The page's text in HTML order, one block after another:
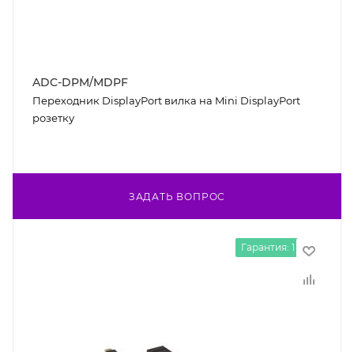
ADC-DPM/MDPF
Переходник DisplayPort вилка на Mini DisplayPort
розетку
ЗАДАТЬ ВОПРОС
Гарантия: 1 год